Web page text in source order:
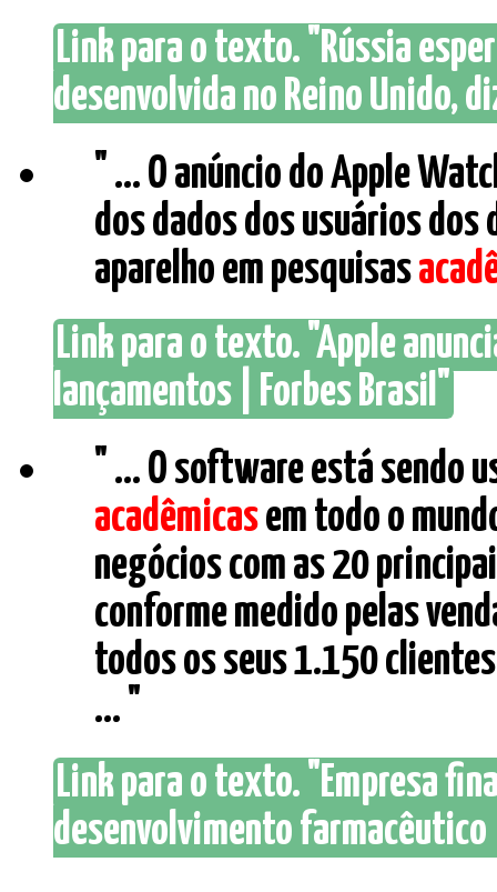
Link para o texto. "Rússia
desenvolvida no Reino Unido,
" ... O anúncio do Apple
dos dados dos usuários
aparelho em pesquisas
Link para o texto. "Apple
lançamentos | Forbes Brasil"
" ... O software está sendo
acadêmicasem todo o
negócios com as 20
conforme medido pelas
todos os seus 1.150
... "
Link para o texto. "Empresa
desenvolvimento farmacêutico